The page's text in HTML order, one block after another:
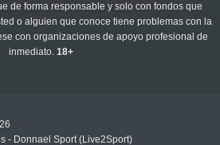
de forma responsable y solo con fondos que
o alguien que conoce tiene problemas con la
con organizaciones de apoyo profesional de
inmediato.18+
- Donnael Sport (Live2Sport)